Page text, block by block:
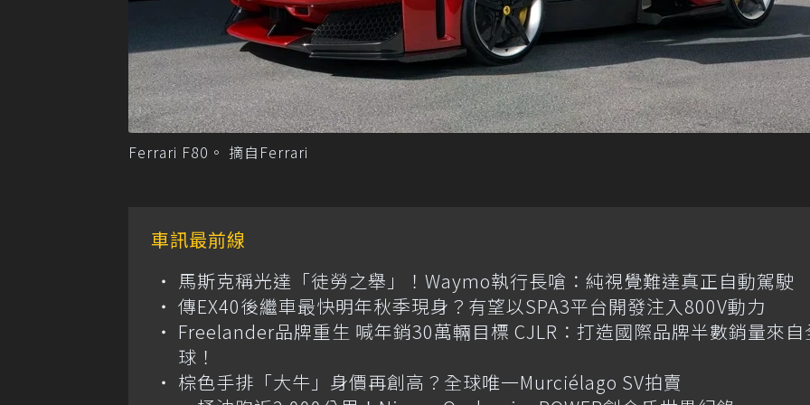
Ferrari F80。 摘自Ferrari
車訊最前線
馬斯克稱光達「徒勞之舉」！Waymo執行長嗆：純視覺難達真正自動駕駛
傳EX40後繼車最快明年秋季現身？有望以SPA3平台開發注入800V動力
Freelander品牌重生 喊年銷30萬輛目標 CJLR：打造國際品牌半數銷量來自
球！
棕色手排「大牛」身價再創高？全球唯一Murciélago SV拍賣